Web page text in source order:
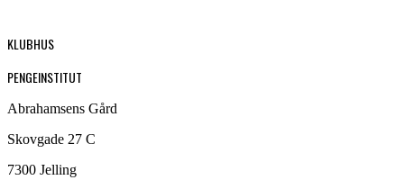
KLUBHUS
PENGEINSTITUT
Abrahamsens Gård
Skovgade 27 C
7300 Jelling